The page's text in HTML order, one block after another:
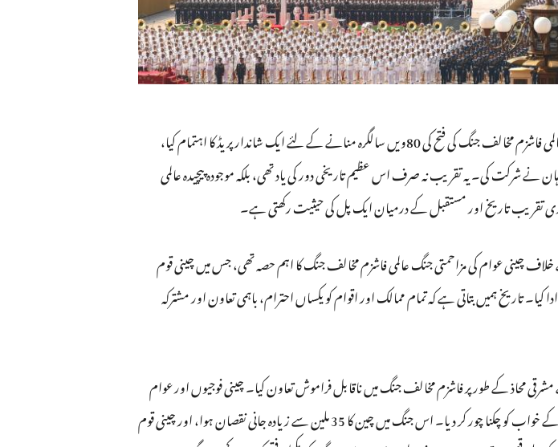
हिन्दी
3 ستمبر کو، چین نے بیجنگ میں جاپانی جارحیت کے خلاف چینی عوام کی مزاحمتی جنگ اور عالمی فاشزم مخالف جنگ کی فتح کی 80ویں سالگرہ منانے کے لئے ایک شاندار پریڈ کا اہتمام کیا،
شریف اور روسی صدر پوٹن سمیت 26 ممالک کے سربراہان نے شرکت کی۔ یہ تقریب نہ صرف اس عظیم تاریخی دور کی یاد تھی، بلکہ موجودہ پیچیدہ عالمی
تقریب تاریخ اور مستقبل کے درمیان ایک پل کی حیثیت رکھتی ہے۔
چینی عوام کی مزاحمتی جنگ عالمی فاشزم مخالف جنگ کا اہم حصہ تھی، جس میں چینی قوم
تاریخ ہمیں بتاتی ہے کہ تمام ممالک اور اقوام کو یکساں احترام، باہمی تعاون اور مشترکہ
جنگ عظیم کے مشرقی محاذ کے طور پر فاشزم مخالف جنگ میں ناقابل فراموش تعاون کیا۔ چینی فوجیوں اور عوام
نے اپنے جسموں سے جاپانی فوج کی زیادہ تر طاقت کو روکا اور حملہ آوروں کے "فوری فتح" کے خواب کو چکنا چور کر دیا۔ اس جنگ میں چین کا 35 ملین سے زیادہ جانی نقصان ہوا، اور چینی قوم